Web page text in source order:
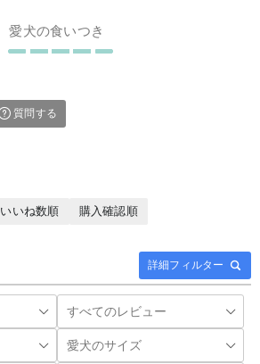
愛犬の食いつき
質問する
詳細フィルター
いいね数順
購入確認順